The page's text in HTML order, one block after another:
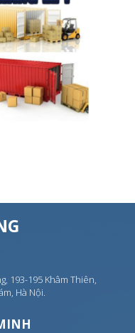
193-195 Khâm Thiên,
Hà Nội.